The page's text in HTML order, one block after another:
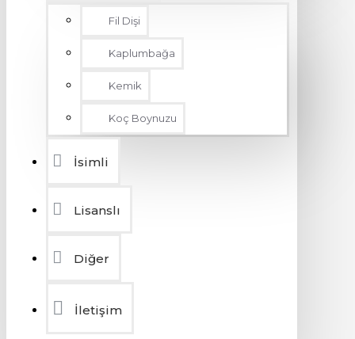
Fil Dişi
Kaplumbağa
Kemik
Koç Boynuzu
İsimli
Lisanslı
Diğer
İletişim